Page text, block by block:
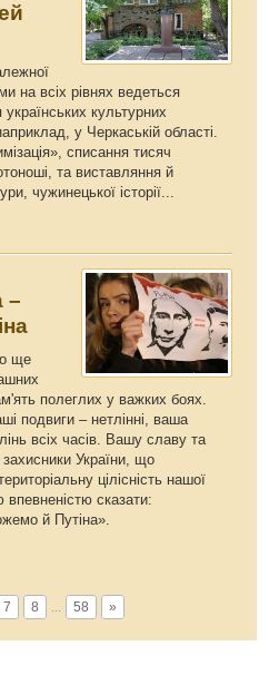
на всіх рівнях ведеться
культурних
у Черкаській області.
списання тисяч
та виставляння й
чужинецької історії...
–
ще
полеглих у важких боях.
подвиги – нетлінні, ваша
всіх часів. Вашу славу та
України, що
цілісність нашої
сказати:
й Путіна».
7 8 ... 58 »